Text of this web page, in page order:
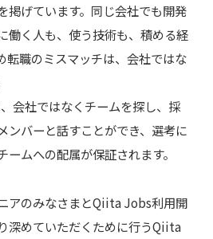
掲げています。同じ会社でも開発
働く人も、使う技術も、積める経
転職のミスマッチは、会社ではな
会社ではなくチームを探し、採
ンバーと話すことができ、選考に
ムへの配属が保証されます。
アのみなさまとQiita Jobs利用開
深めていただくために行うQiita